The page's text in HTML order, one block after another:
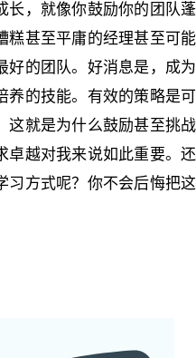
长，就像你鼓励你的团队蓬
糕甚至平庸的经理甚至可能
的团队。 好消息是，成为
的技能。 有效的策略是可
这就是为什么鼓励甚至挑战
越对我来说如此重要。 还
方式呢？ 你不会后悔把这